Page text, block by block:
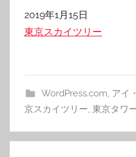
日付
2019年1月15日
関連理由
東京スカイツリー
WordPress.com, アイ
京スカイツリー, 東京タワ